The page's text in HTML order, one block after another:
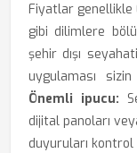
Fiyatlar genellikle
gibi dilimlere
şehir dışı
uygulaması
Önemli ipucu:
dijital panoları
duyuruları